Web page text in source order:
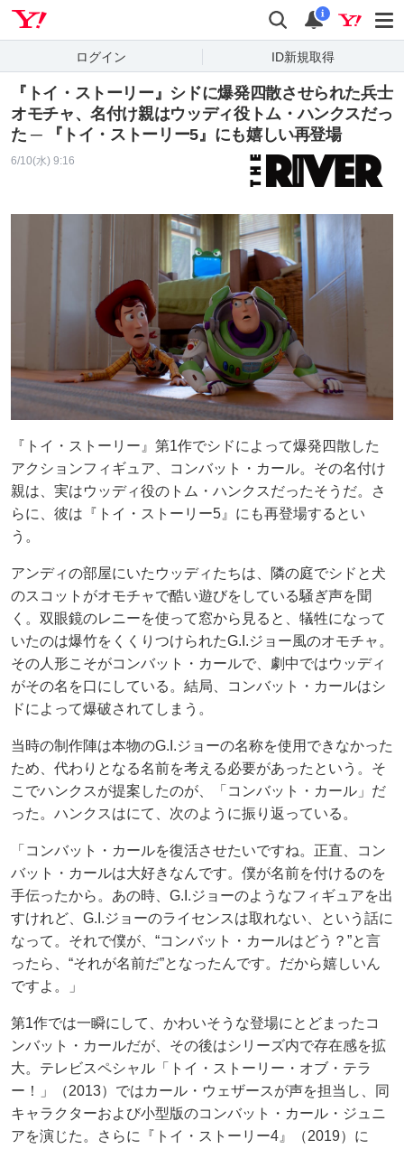
検索 通知
i
ログイン ID新規取得
『トイ・ストーリー』シドに爆発四散させられた兵士
オモチャ、名付け親はウッディ役トム・ハンクスだっ
た ─ 『トイ・ストーリー5』にも嬉しい再登場
6/10(水) 9:16
『トイ・ストーリー』第1作でシドによって爆発四散した
アクションフィギュア、コンバット・カール。その名付け
親は、実はウッディ役のトム・ハンクスだったそうだ。さ
らに、彼は『トイ・ストーリー5』にも再登場するとい
う。
アンディの部屋にいたウッディたちは、隣の庭でシドと犬
のスコットがオモチャで酷い遊びをしている騒ぎ声を聞
く。双眼鏡のレニーを使って窓から見ると、犠牲になって
いたのは爆竹をくくりつけられたG.I.ジョー風のオモチャ。
その人形こそがコンバット・カールで、劇中ではウッディ
がその名を口にしている。結局、コンバット・カールはシ
ドによって爆破されてしまう。
当時の制作陣は本物のG.I.ジョーの名称を使用できなかった
ため、代わりとなる名前を考える必要があったという。そ
こでハンクスが提案したのが、「コンバット・カール」だ
った。ハンクスはにて、次のように振り返っている。
「コンバット・カールを復活させたいですね。正直、コン
バット・カールは大好きなんです。僕が名前を付けるのを
手伝ったから。あの時、G.I.ジョーのようなフィギュアを出
すけれど、G.I.ジョーのライセンスは取れない、という話に
なって。それで僕が、“コンバット・カールはどう？”と言
ったら、“それが名前だ”となったんです。だから嬉しいん
ですよ。」
第1作では一瞬にして、かわいそうな登場にとどまったコ
ンバット・カールだが、その後はシリーズ内で存在感を拡
大。テレビスペシャル「トイ・ストーリー・オブ・テラ
ー！」（2013）ではカール・ウェザースが声を担当し、同
キャラクターおよび小型版のコンバット・カール・ジュニ
アを演じた。さらに『トイ・ストーリー4』（2019）に